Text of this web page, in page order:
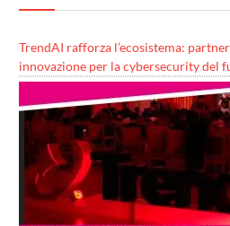
TrendAI rafforza l’ecosistema:
innovazione per la cybersecurity del